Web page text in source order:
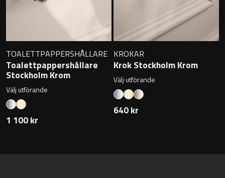
TOALETTPAPPERSHÅLLARE
Toalettpappershållare
Stockholm Krom
Välj utförande
1 100 kr
KROKAR
Krok Stockholm Krom
Välj utförande
640 kr